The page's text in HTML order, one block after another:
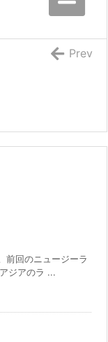
Prev
前回のニュージーラ
ジアのラ ...